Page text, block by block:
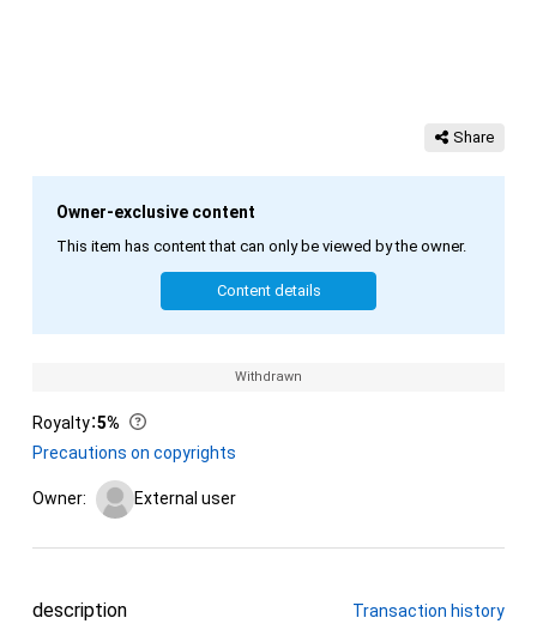
Share
Owner-exclusive content
This item has content that can only be viewed by the owner.
Content details
Withdrawn
Royalty：5%
Precautions on copyrights
Owner: External user
description Transaction history